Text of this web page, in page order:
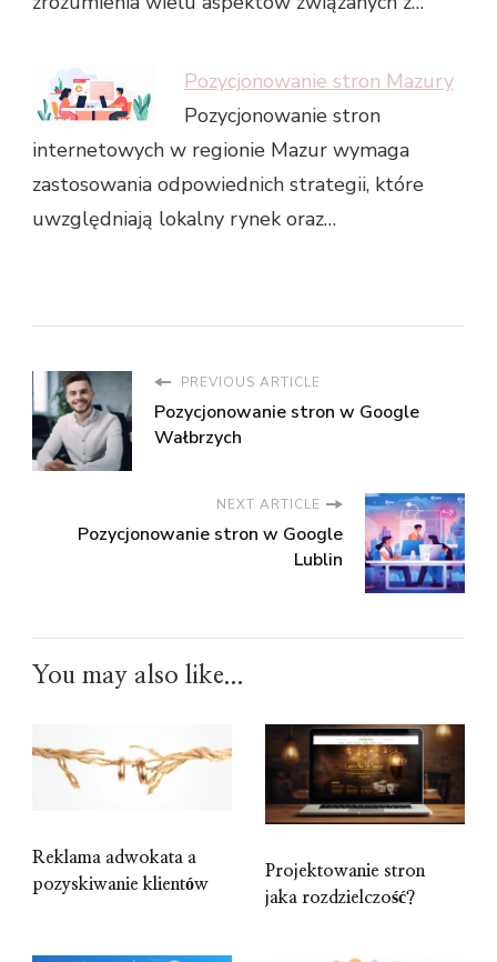
Pozycjonowanie stron Mazury
Pozycjonowanie stron
internetowych w regionie Mazur wymaga
zastosowania odpowiednich strategii, które
uwzględniają lokalny rynek oraz…
PREVIOUS ARTICLE
Pozycjonowanie stron w Google
Wałbrzych
NEXT ARTICLE
Pozycjonowanie stron w Google
Lublin
You may also like...
Reklama adwokata a
pozyskiwanie klientów
Projektowanie stron
jaka rozdzielczość?